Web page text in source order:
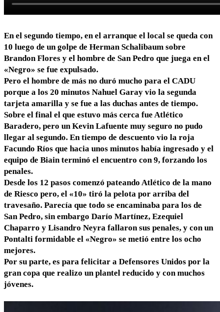
En el segundo tiempo, en el arranque el local se queda con
10 luego de un golpe de Herman Schalibaum sobre
Brandon Flores y el hombre de San Pedro que juega en el
«Negro» se fue expulsado.
Pero el hombre de más no duró mucho para el CADU
porque a los 20 minutos Nahuel Garay vio la segunda
tarjeta amarilla y se fue a las duchas antes de tiempo.
Sobre el final el que estuvo más cerca fue Atlético
Baradero, pero un Kevin Lafuente muy seguro no pudo
llegar al segundo. En tiempo de descuento vio la roja
Facundo Ríos que hacia unos minutos había ingresado y el
equipo de Biain terminó el encuentro con 9, forzando los
penales.
Desde los 12 pasos comenzó pateando Atlético de la mano
de Riesco pero, el «10» tiró la pelota por arriba del
travesaño. Parecía que todo se encaminaba para los de
San Pedro, sin embargo Darío Martínez, Ezequiel
Chaparro y Lisandro Neyra fallaron sus penales, y con un
Pontalti formidable el «Negro» se metió entre los ocho
mejores.
Por su parte, es para felicitar a Defensores Unidos por la
gran copa que realizo un plantel reducido y con muchos
jóvenes.